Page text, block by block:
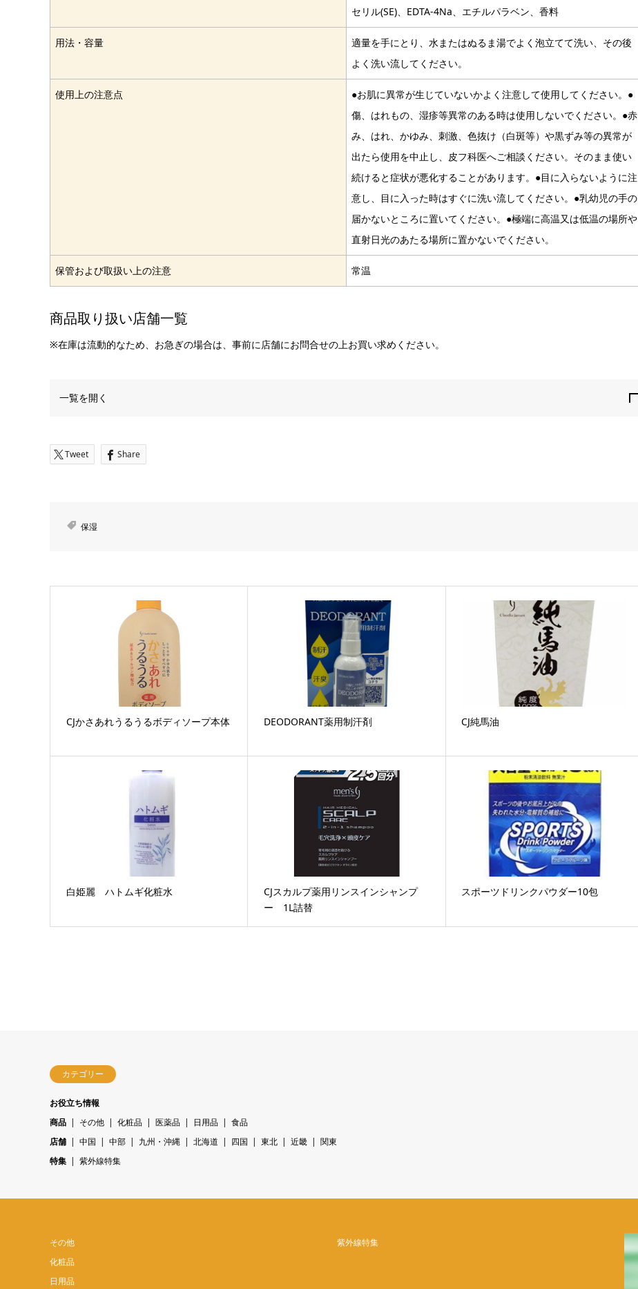
セリル(SE)、EDTA-4Na、エチルパラベン、香料
用法・容量
適量を手にとり、水またはぬるま湯でよく泡立てて洗い、その後
よく洗い流してください。
使用上の注意点
●お肌に異常が生じていないかよく注意して使用してください。●
傷、はれもの、湿疹等異常のある時は使用しないでください。●赤
み、はれ、かゆみ、刺激、色抜け（白斑等）や黒ずみ等の異常が
出たら使用を中止し、皮フ科医へご相談ください。そのまま使い
続けると症状が悪化することがあります。●目に入らないように注
意し、目に入った時はすぐに洗い流してください。●乳幼児の手の
届かないところに置いてください。●極端に高温又は低温の場所や
直射日光のあたる場所に置かないでください。
保管および取扱い上の注意 常温
商品取り扱い店舗一覧
※在庫は流動的なため、お急ぎの場合は、事前に店舗にお問合せの上お買い求めください。
一覧を開く
Tweet Share
保湿
CJかさあれうるうるボディソープ本体 DEODORANT薬用制汗剤 CJ純馬油
白姫麗 ハトムギ化粧水
CJスカルプ薬用リンスインシャンプ
ー 1L詰替
スポーツドリンクパウダー10包
カテゴリー
お役立ち情報
商品
その他 化粧品 医薬品 日用品
食品
店舗
中国 中部 九州・沖縄 北海道 四国 東北 近畿
関東
特集
紫外線特集
その他
化粧品
日用品
紫外線特集